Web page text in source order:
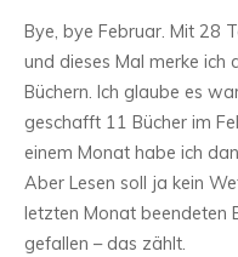
Bye, bye Februar. Mit 28
und dieses Mal merke ich
Büchern. Ich glaube es
geschafft 11 Bücher im
einem Monat habe ich
Aber Lesen soll ja kein
letzten Monat beendeten
gefallen – das zählt.